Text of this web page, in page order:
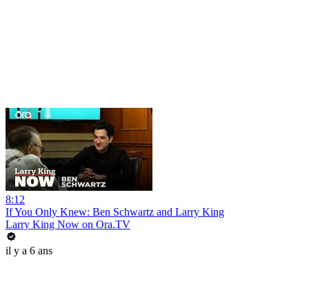
8:12
If You Only Knew: Ben Schwartz and Larry King
Larry King Now on Ora.TV
il y a 6 ans